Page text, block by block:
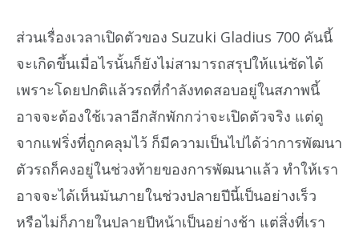
ส่วนเรื่องเวลาเปิดตัวของ Suzuki Gladius 700 คันนี้
จะเกิดขึ้นเมื่อไรนั้นก็ยังไม่สามารถสรุปให้แน่ชัดได้
เพราะโดยปกติแล้วรถที่กำลังทดสอบอยู่ในสภาพนี้
อาจจะต้องใช้เวลาอีกสักพักกว่าจะเปิดตัวจริง แต่ดู
จากแฟริ่งที่ถูกคลุมไว้ ก็มีความเป็นไปได้ว่าการพัฒนา
ตัวรถก็คงอยู่ในช่วงท้ายของการพัฒนาแล้ว ทำให้เรา
อาจจะได้เห็นมันภายในช่วงปลายปีนี้เป็นอย่างเร็ว
หรือไม่ก็ภายในปลายปีหน้าเป็นอย่างช้า แต่สิ่งที่เรา